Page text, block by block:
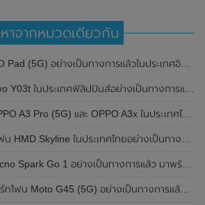
หาจากหมวดเดียวกัน
ล้วในประเทศอินเดีย มาพร้อมชิปเซ็ต Snapdragon 7s Gen 2 ของ Qualcomm และรองรับเครือข่าย 5G
ารแล้ว มาพร้อมชิปเซ็ต Unisoc T612 , กล้องหลัง ความละเอียด 13MP , แบตเตอรี่ 5,000mAh และหน้าจอแสดงผล LCD / 90Hz
ะ OPPO A3x ในประเทศไทยอย่างเป็นทางการแล้ว ในราคาเริ่มต้นเพียง 3,999 บาท
ในประเทศไทยอย่างเป็นทางการแล้ว ราคา 14,990 บาท
ทางการแล้ว มาพร้อมหน้าจอแสดงผล LCD / 120Hz , แบตเตอรี่ 5,000mAh และใช้ชิปเซ็ต Unisoc
น Moto G45 (5G) อย่างเป็นทางการแล้วในอินเดีย